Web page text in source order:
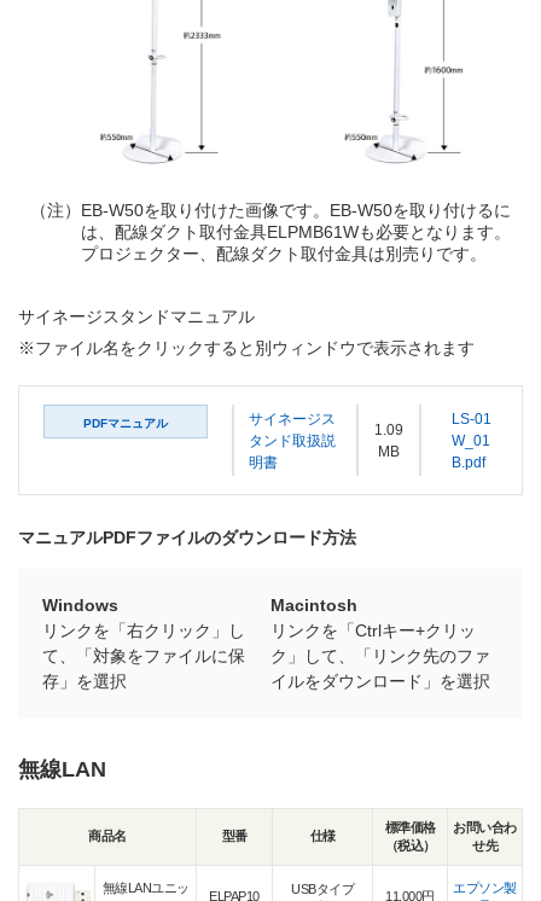
（注） EB-W50を取り付けた画像です。EB-W50を取り付けるに
は、配線ダクト取付金具ELPMB61Wも必要となります。
プロジェクター、配線ダクト取付金具は別売りです。
サイネージスタンドマニュアル
※ファイル名をクリックすると別ウィンドウで表示されます
PDFマニュアル
サイネージス
タンド取扱説
明書
1.09
MB
LS-01
W_01
B.pdf
マニュアルPDFファイルのダウンロード方法
Windows
リンクを「右クリック」し
て、「対象をファイルに保
存」を選択
Macintosh
リンクを「Ctrlキー+クリッ
ク」して、「リンク先のファ
イルをダウンロード」を選択
無線LAN
商品名 型番 仕様
標準価格
（税込）
お問い合わ
せ先
無線LANユニッ
ELPAP10 USBタイプ 11,000円
エプソン製